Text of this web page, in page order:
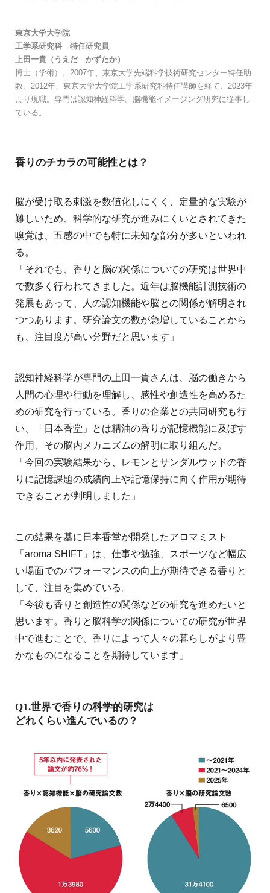
東京大学大学院
工学系研究科 特任研究員
上田一貴（うえだ かずたか）
博士（学術）。2007年、東京大学先端科学技術研究センター特任助
教、2012年、東京大学大学院工学系研究科特任講師を経て、2023年
より現職。専門は認知神経科学。脳機能イメージング研究に従事し
ている。
香りのチカラの可能性とは？
脳が受け取る刺激を数値化しにくく、定量的な実験が
難しいため、科学的な研究が進みにくいとされてきた
嗅覚は、五感の中でも特に未知な部分が多いといわれ
る。
「それでも、香りと脳の関係についての研究は世界中
で数多く行われてきました。近年は脳機能計測技術の
発展もあって、人の認知機能や脳との関係が解明され
つつあります。研究論文の数が急増していることから
も、注目度が高い分野だと思います」
認知神経科学が専門の上田一貴さんは、脳の働きから
人間の心理や行動を理解し、感性や創造性を高めるた
めの研究を行っている。香りの企業との共同研究も行
い、「日本香堂」とは精油の香りが記憶機能に及ぼす
作用、その脳内メカニズムの解明に取り組んだ。
「今回の実験結果から、レモンとサンダルウッドの香
りに記憶課題の成績向上や記憶保持に向く作用が期待
できることが判明しました」
この結果を基に日本香堂が開発したアロマミスト
「aroma SHIFT」は、仕事や勉強、スポーツなど幅広
い場面でのパフォーマンスの向上が期待できる香りと
して、注目を集めている。
「今後も香りと創造性の関係などの研究を進めたいと
思います。香りと脳科学の関係についての研究が世界
中で進むことで、香りによって人々の暮らしがより豊
かなものになることを期待しています」
Q1.世界で香りの科学的研究は
どれくらい進んでいるの？